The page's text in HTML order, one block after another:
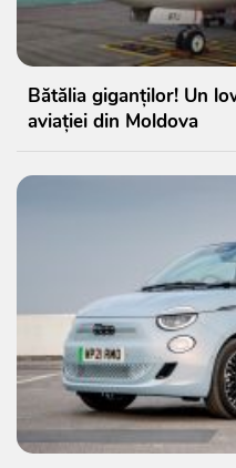
Bătălia giganților! Un
aviației din Moldova